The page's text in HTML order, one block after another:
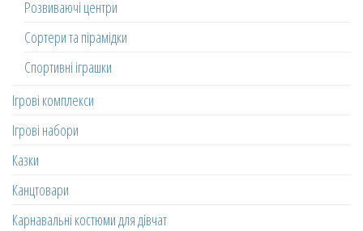
Розвиваючі центри
Сортери та пірамідки
Спортивні іграшки
Ігрові комплекси
Ігрові набори
Казки
Канцтовари
Карнавальні костюми для дівчат